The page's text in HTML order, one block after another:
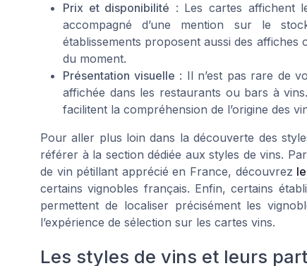
Prix et disponibilité : Les cartes affichent
accompagné d’une mention sur le
établissements proposent aussi des
du moment.
Présentation visuelle : Il n’est pas rare de
affichée dans les restaurants ou bars à
facilitent la compréhension de l’origine des
Pour aller plus loin dans la découverte des
référer à la section dédiée aux styles de vins.
de vin pétillant apprécié en France, découvrez
certains vignobles français. Enfin, certains
permettent de localiser précisément les
l’expérience de sélection sur les cartes vins.
Les styles de vins et leurs